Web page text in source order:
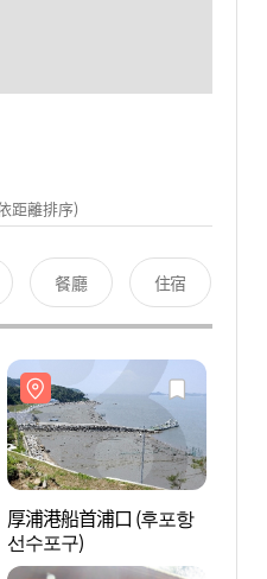
距離排序)
餐廳 住宿
厚浦港船首浦口 (후포항
선수포구)